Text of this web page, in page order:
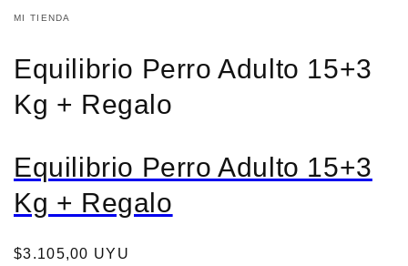
multimedia
1
ventana
modal
MI TIENDA
Equilibrio Perro Adulto 15+3
Kg + Regalo
Equilibrio Perro Adulto 15+3
Kg + Regalo
Precio
$3.105,00 UYU